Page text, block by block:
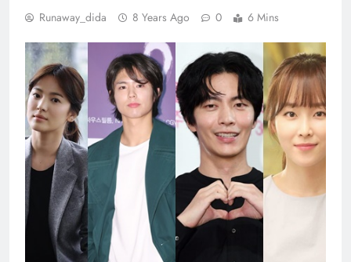
Runaway_dida 8 Years Ago 0 6 Mins